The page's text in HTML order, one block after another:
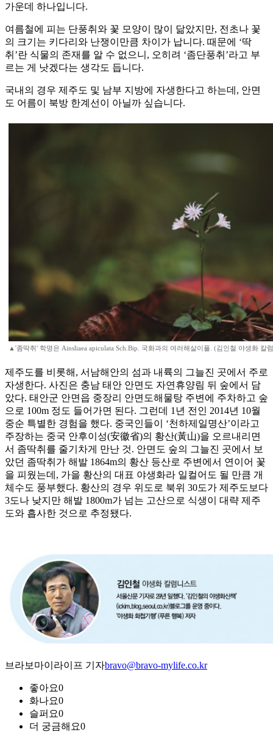
가운데 하나입니다.
여름철에 피는 단풍취와 꽃 모양이 많이 닮았지만, 전초나 꽃
의 크기는 키다리와 난쟁이만큼 차이가 납니다. 때문에 ‘딱
취’란 식물의 존재를 알 수 없으니, 오히려 ‘좀단풍취’라고 부
르는 게 낫겠다는 생각도 듭니다.
국내의 경우 제주도 및 남부 지방에 자생한다고 하는데, 안면
도 어름이 북방 한계선이 아닐까 싶습니다.
▲'좀딱취' 학명은 Ainsliaea apiculata Sch.Bip. 국화과의 여러해살이풀. (김인철 야생화 칼
제주도를 비롯해, 서남해안의 섬과 내륙의 그늘진 곳에서 주로
자생한다. 사진은 충남 태안 안면도 자연휴양림 뒤 숲에서 담
았다. 태안군 안면읍 중장리 안면도해물탕 주변에 주차하고 숲
으로 100m 정도 들어가면 된다. 그런데 1년 전인 2014년 10월
중순 특별한 경험을 했다. 중국인들이 ‘천하제일명산’이라고
주장하는 중국 안후이성(安徽省)의 황산(黃山)을 오르내리면
서 좀딱취를 줄기차게 만난 것. 안면도 숲의 그늘진 곳에서 보
았던 좀딱취가 해발 1864m의 황산 등산로 주변에서 연이어 꽃
을 피웠는데, 가을 황산의 대표 야생화라 일컬어도 될 만큼 개
체수도 풍부했다. 황산의 경우 위도로 북위 30도가 제주도보다
3도나 낮지만 해발 1800m가 넘는 고산으로 식생이 대략 제주
도와 흡사한 것으로 추정됐다.
브라보마이라이프 기자bravo@bravo-mylife.co.kr
좋아요0
화나요0
슬퍼요0
더 궁금해요0